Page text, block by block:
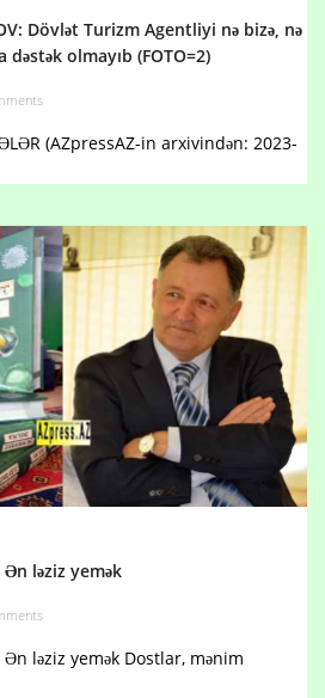
Dövlət Turizm Agentliyi nə bizə, nə
dəstək olmayıb (FOTO=2)
(AZpressAZ-in arxivindən: 2023-
ləziz yemək
ləziz yemək Dostlar, mənim